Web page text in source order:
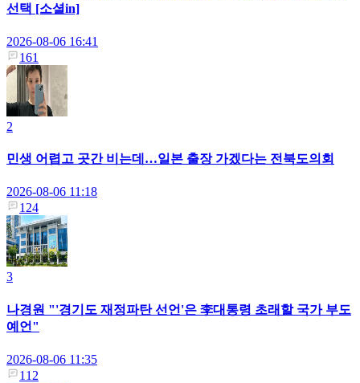
선택 [소셜in]
2026-08-06 16:41
161
2
민생 어렵고 곳간 비는데…일본 출장 가겠다는 전북도의회
2026-08-06 11:18
124
3
나경원 "'경기도 재정파탄 선언'은 李대통령 초래할 국가 부도
예언"
2026-08-06 11:35
112